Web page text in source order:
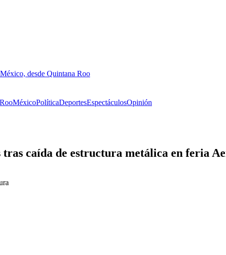
desde Quintana Roo
MéxicoPolíticaDeportesEspectáculosOpinión
caída de estructura metálica en feria